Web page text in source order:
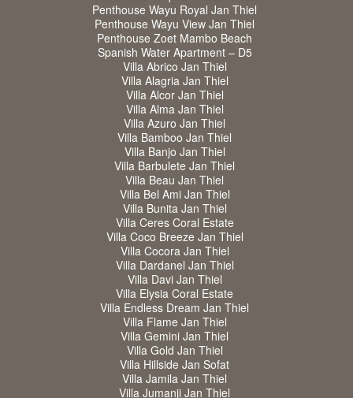
Penthouse Wayu Royal Jan Thiel
Penthouse Wayu View Jan Thiel
Penthouse Zoet Mambo Beach
Spanish Water Apartment – D5
Villa Abrico Jan Thiel
Villa Alagria Jan Thiel
Villa Alcor Jan Thiel
Villa Alma Jan Thiel
Villa Azuro Jan Thiel
Villa Bamboo Jan Thiel
Villa Banjo Jan Thiel
Villa Barbulete Jan Thiel
Villa Beau Jan Thiel
Villa Bel Ami Jan Thiel
Villa Bunita Jan Thiel
Villa Ceres Coral Estate
Villa Coco Breeze Jan Thiel
Villa Cocora Jan Thiel
Villa Dardanel Jan Thiel
Villa Davi Jan Thiel
Villa Elysia Coral Estate
Villa Endless Dream Jan Thiel
Villa Flame Jan Thiel
Villa Gemini Jan Thiel
Villa Gold Jan Thiel
Villa Hillside Jan Sofat
Villa Jamila Jan Thiel
Villa Jumanji Jan Thiel